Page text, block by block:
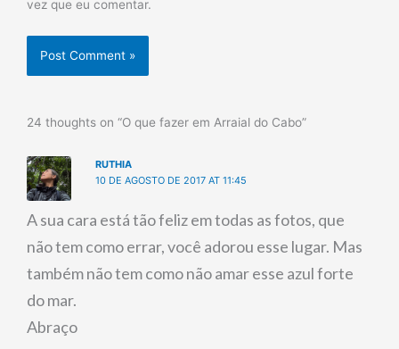
vez que eu comentar.
24 thoughts on “O que fazer em Arraial do Cabo”
RUTHIA
10 DE AGOSTO DE 2017 AT 11:45
A sua cara está tão feliz em todas as fotos, que
não tem como errar, você adorou esse lugar. Mas
também não tem como não amar esse azul forte
do mar.
Abraço